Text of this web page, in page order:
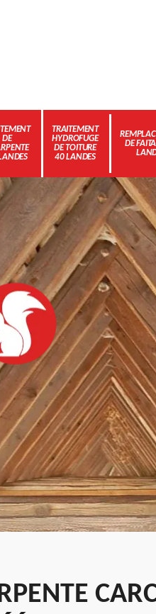
DE
TRAITEMENT
HYDROFUGE
DE TOITURE
40 LANDES
DE